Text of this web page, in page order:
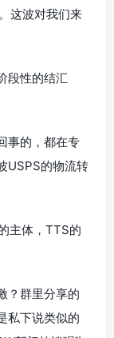
这波对我们来
段性的结汇
事的，都在专
USPS的物流转
主体，TTS的
？群里分享的
私下说类似的